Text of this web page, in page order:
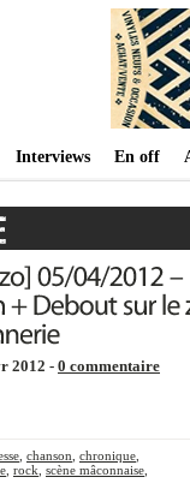
Interviews En off
2012 - 0 commentaire
chanson chronique
rock scène mâconnaise